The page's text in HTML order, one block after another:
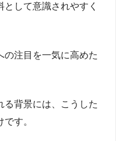
して意識されやすく
の注目を一気に高めた
る背景には、こうした
す。